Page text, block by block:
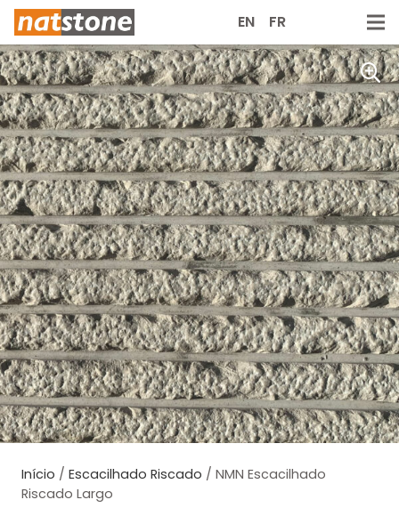
EN FR
Início / Escacilhado Riscado / NMN Escacilhado
Riscado Largo